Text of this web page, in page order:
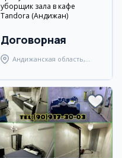
уборщик зала в кафе
Tandora (Андижан)
Договорная
Андижанская область,